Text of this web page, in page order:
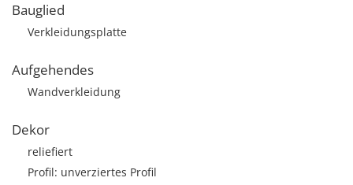
Bauglied
Verkleidungsplatte
Aufgehendes
Wandverkleidung
Dekor
reliefiert
Profil: unverziertes Profil